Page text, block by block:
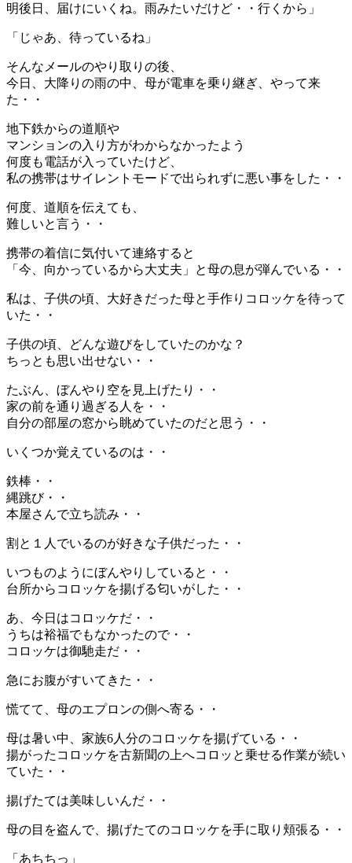
明後日、届けにいくね。雨みたいだけど・・行くから」
「じゃあ、待っているね」
そんなメールのやり取りの後、
今日、大降りの雨の中、母が電車を乗り継ぎ、やって来
た・・
地下鉄からの道順や
マンションの入り方がわからなかったよう
何度も電話が入っていたけど、
私の携帯はサイレントモードで出られずに悪い事をした・・
何度、道順を伝えても、
難しいと言う・・
携帯の着信に気付いて連絡すると
「今、向かっているから大丈夫」と母の息が弾んでいる・・
私は、子供の頃、大好きだった母と手作りコロッケを待って
いた・・
子供の頃、どんな遊びをしていたのかな？
ちっとも思い出せない・・
たぶん、ぼんやり空を見上げたり・・
家の前を通り過ぎる人を・・
自分の部屋の窓から眺めていたのだと思う・・
いくつか覚えているのは・・
鉄棒・・
縄跳び・・
本屋さんで立ち読み・・
割と１人でいるのが好きな子供だった・・
いつものようにぼんやりしていると・・
台所からコロッケを揚げる匂いがした・・
あ、今日はコロッケだ・・
うちは裕福でもなかったので・・
コロッケは御馳走だ・・
急にお腹がすいてきた・・
慌てて、母のエプロンの側へ寄る・・
母は暑い中、家族6人分のコロッケを揚げている・・
揚がったコロッケを古新聞の上へコロッと乗せる作業が続い
ていた・・
揚げたては美味しいんだ・・
母の目を盗んで、揚げたてのコロッケを手に取り頬張る・・
「あちちっ」